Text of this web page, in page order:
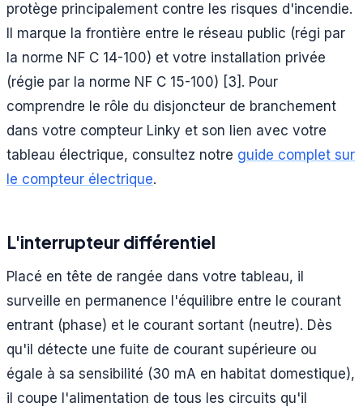
protège principalement contre les risques d'incendie.
Il marque la frontière entre le réseau public (régi par
la norme NF C 14-100) et votre installation privée
(régie par la norme NF C 15-100) [3]. Pour
comprendre le rôle du disjoncteur de branchement
dans votre compteur Linky et son lien avec votre
tableau électrique, consultez notre guide complet sur
le compteur électrique.
L'interrupteur différentiel
Placé en tête de rangée dans votre tableau, il
surveille en permanence l'équilibre entre le courant
entrant (phase) et le courant sortant (neutre). Dès
qu'il détecte une fuite de courant supérieure ou
égale à sa sensibilité (30 mA en habitat domestique),
il coupe l'alimentation de tous les circuits qu'il